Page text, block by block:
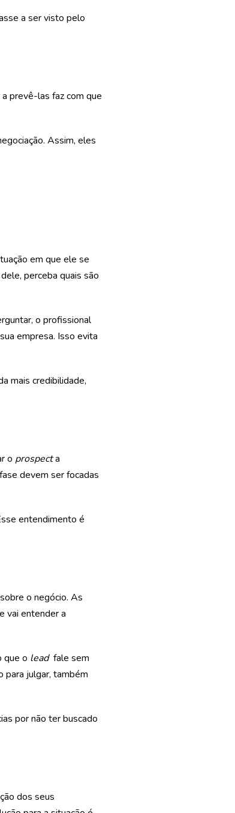
a ser visto pelo
prevê-las faz com que
Assim, eles
em que ele se
perceba quais são
o profissional
empresa. Isso evita
mais credibilidade,
o prospecta
devem ser focadas
entendimento é
o negócio. As
vai entender a
que o lead fale sem
para julgar, também
por não ter buscado
dos seus